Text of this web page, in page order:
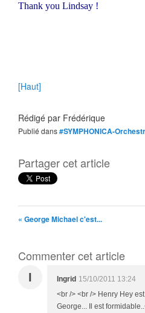
Thank you Lindsay !
[Haut]
Rédigé par Frédérique
Publié dans#SYMPHONICA-
Partager cet article
« George Michael c'est...
Commenter cet article
I Ingrid 15/10/2011 13:24
<br /> <br /> Henry Hey
George... Il est